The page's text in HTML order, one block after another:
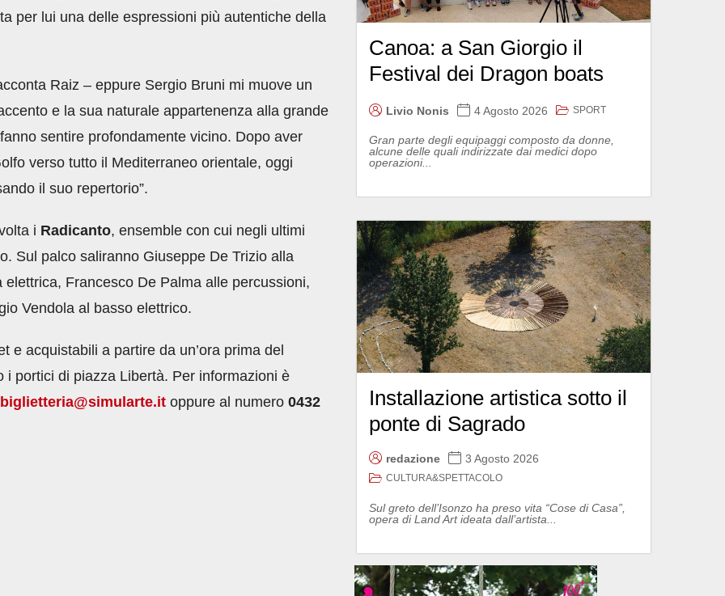
per lui una delle espressioni più autentiche della
Raiz – eppure Sergio Bruni mi muove un
e la sua naturale appartenenza alla grande
sentire profondamente vicino. Dopo aver
verso tutto il Mediterraneo orientale, oggi
il suo repertorio”.
i Radicanto, ensemble con cui negli ultimi
Sul palco saliranno Giuseppe De Trizio alla
Francesco De Palma alle percussioni,
Vendola al basso elettrico.
e acquistabili a partire da un’ora prima del
portici di piazza Libertà. Per informazioni è
biglietteria@simularte.it oppure al numero 0432
Canoa: a San Giorgio il
Festival dei Dragon boats
Livio Nonis 4 Agosto 2026 SPORT
Gran parte degli equipaggi composto da donne,
alcune delle quali indirizzate dai medici dopo
operazioni...
Installazione artistica sotto il
ponte di Sagrado
redazione 3 Agosto 2026
CULTURA&SPETTACOLO
Sul greto dell’Isonzo ha preso vita “Cose di Casa”,
opera di Land Art ideata dall’artista...